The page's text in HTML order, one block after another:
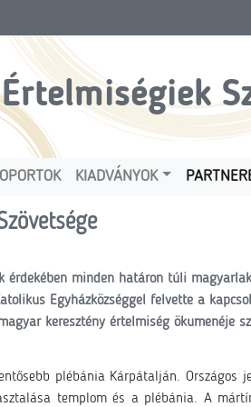
KIADVÁNYOK
érdekében minden határon túli
Egyházközséggel felvette a
keresztény értelmiség ökumenéje
plébánia Kárpátalján. Országos
templom és a plébánia. A